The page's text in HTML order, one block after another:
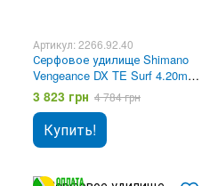
Артикул: 2266.92.40
Серфовое удилище Shimano
Vengeance DX TE Surf 4.20m
max 150g
3 823 грн 4 784 грн
Купить!